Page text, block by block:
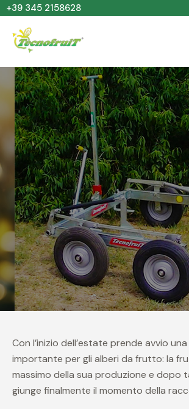
+39 345 2158628
Con l’inizio dell’estate prende avvio
importante per gli alberi da frutto: la
massimo della sua produzione e dopo
giunge finalmente il momento della